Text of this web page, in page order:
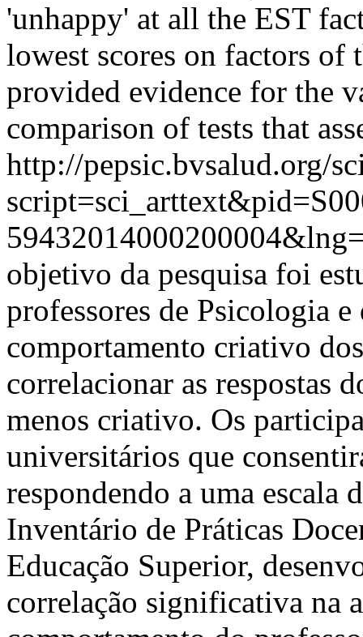
'unhappy' at all the EST
lowest scores on factors of
provided evidence for the
comparison of tests that
http://pepsic.bvsalud.org/
objetivo da pesquisa foi
professores de Psicologia e
comportamento criativo
correlacionar as respostas
menos criativo. Os
universitários que
respondendo a uma escala
Inventário de Práticas
Educação Superior,
correlação significativa na